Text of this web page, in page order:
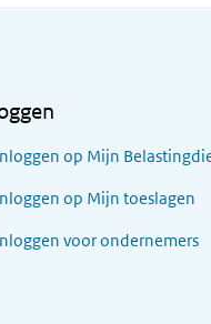
op Mijn
op Mijn toeslagen
voor ondernemers